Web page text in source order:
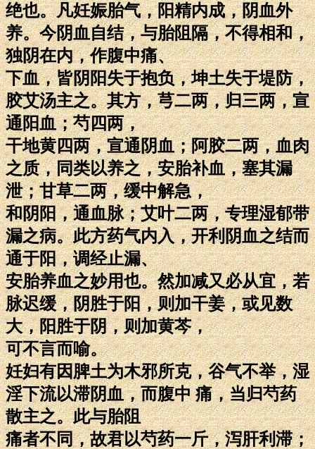
绝也。凡妊娠胎气，阳精内成，阴血外
养。今阴血自结，与胎阻隔，不得相和，
独阴在内，作腹中痛、
下血，皆阴阳失于抱负，坤土失于堤防，
胶艾汤主之。其方，芎二两，归三两，宣
通阳血；芍四两，
干地黄四两，宣通阴血；阿胶二两，血肉
之质，同类以养之，安胎补血，塞其漏
泄；甘草二两，缓中解急，
和阴阳，通血脉；艾叶二两，专理湿郁带
漏之病。此方药气内入，开利阴血之结而
通于阳，调经止漏、
安胎养血之妙用也。然加减又必从宜，若
脉迟缓，阴胜于阳，则加干姜，或见数
大，阳胜于阴，则加黄芩，
可不言而喻。
妊妇有因脾土为木邪所克，谷气不举，湿
淫下流以滞阴血，而腹中 痛，当归芍药
散主之。此与胎阻
痛者不同，故君以芍药一斤，泻肝利滞；